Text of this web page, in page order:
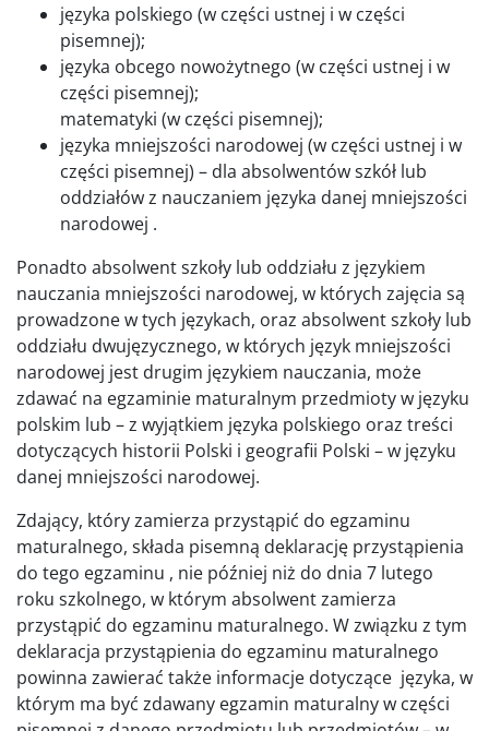
języka polskiego (w części ustnej i w części
pisemnej);
języka obcego nowożytnego (w części ustnej i w
części pisemnej);
matematyki (w części pisemnej);
języka mniejszości narodowej (w części ustnej i w
części pisemnej) – dla absolwentów szkół lub
oddziałów z nauczaniem języka danej mniejszości
narodowej .
Ponadto absolwent szkoły lub oddziału z językiem
nauczania mniejszości narodowej, w których zajęcia są
prowadzone w tych językach, oraz absolwent szkoły lub
oddziału dwujęzycznego, w których język mniejszości
narodowej jest drugim językiem nauczania, może
zdawać na egzaminie maturalnym przedmioty w języku
polskim lub – z wyjątkiem języka polskiego oraz treści
dotyczących historii Polski i geografii Polski – w języku
danej mniejszości narodowej.
Zdający, który zamierza przystąpić do egzaminu
maturalnego, składa pisemną deklarację przystąpienia
do tego egzaminu , nie później niż do dnia 7 lutego
roku szkolnego, w którym absolwent zamierza
przystąpić do egzaminu maturalnego. W związku z tym
deklaracja przystąpienia do egzaminu maturalnego
powinna zawierać także informacje dotyczące języka, w
którym ma być zdawany egzamin maturalny w części